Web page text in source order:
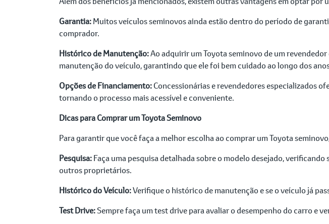
Garantia:Muitos veículos seminovos ainda estão dentro do período de
comprador.
Histórico de Manutenção:Ao adquirir um Toyota seminovo de um
manutenção do veículo, garantindo que ele foi bem cuidado ao longo dos
Opções de Financiamento:Concessionárias e revendedores especializados
tornando o processo mais acessível e conveniente.
Dicas para Comprar um Toyota Seminovo
Para garantir que você faça a melhor escolha ao comprar um Toyota
Pesquisa:Faça uma pesquisa detalhada sobre o modelo desejado,
outros proprietários.
Histórico do Veículo:Verifique o histórico de manutenção e se o veículo já
Test Drive:Sempre faça um test drive para avaliar o desempenho do carro e